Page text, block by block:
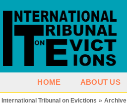
HOME ABOUT US
International Tribunal on Evictions » Archive